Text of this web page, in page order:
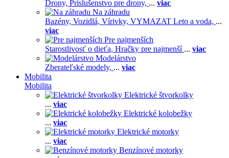
Drony, Príslušenstvo pre drony, ... viac
Na záhradu
Bazény, Vozidlá, Vírivky, VYMAZAT Leto a voda, ...
viac
Pre najmenších
Starostlivosť o dieťa, Hračky pre najmenší ... viac
Modelárstvo
Zberateľské modely, ... viac
Mobilita
Mobilita
Elektrické štvorkolky
... viac
Elektrické kolobežky
... viac
Elektrické motorky
... viac
Benzínové motorky